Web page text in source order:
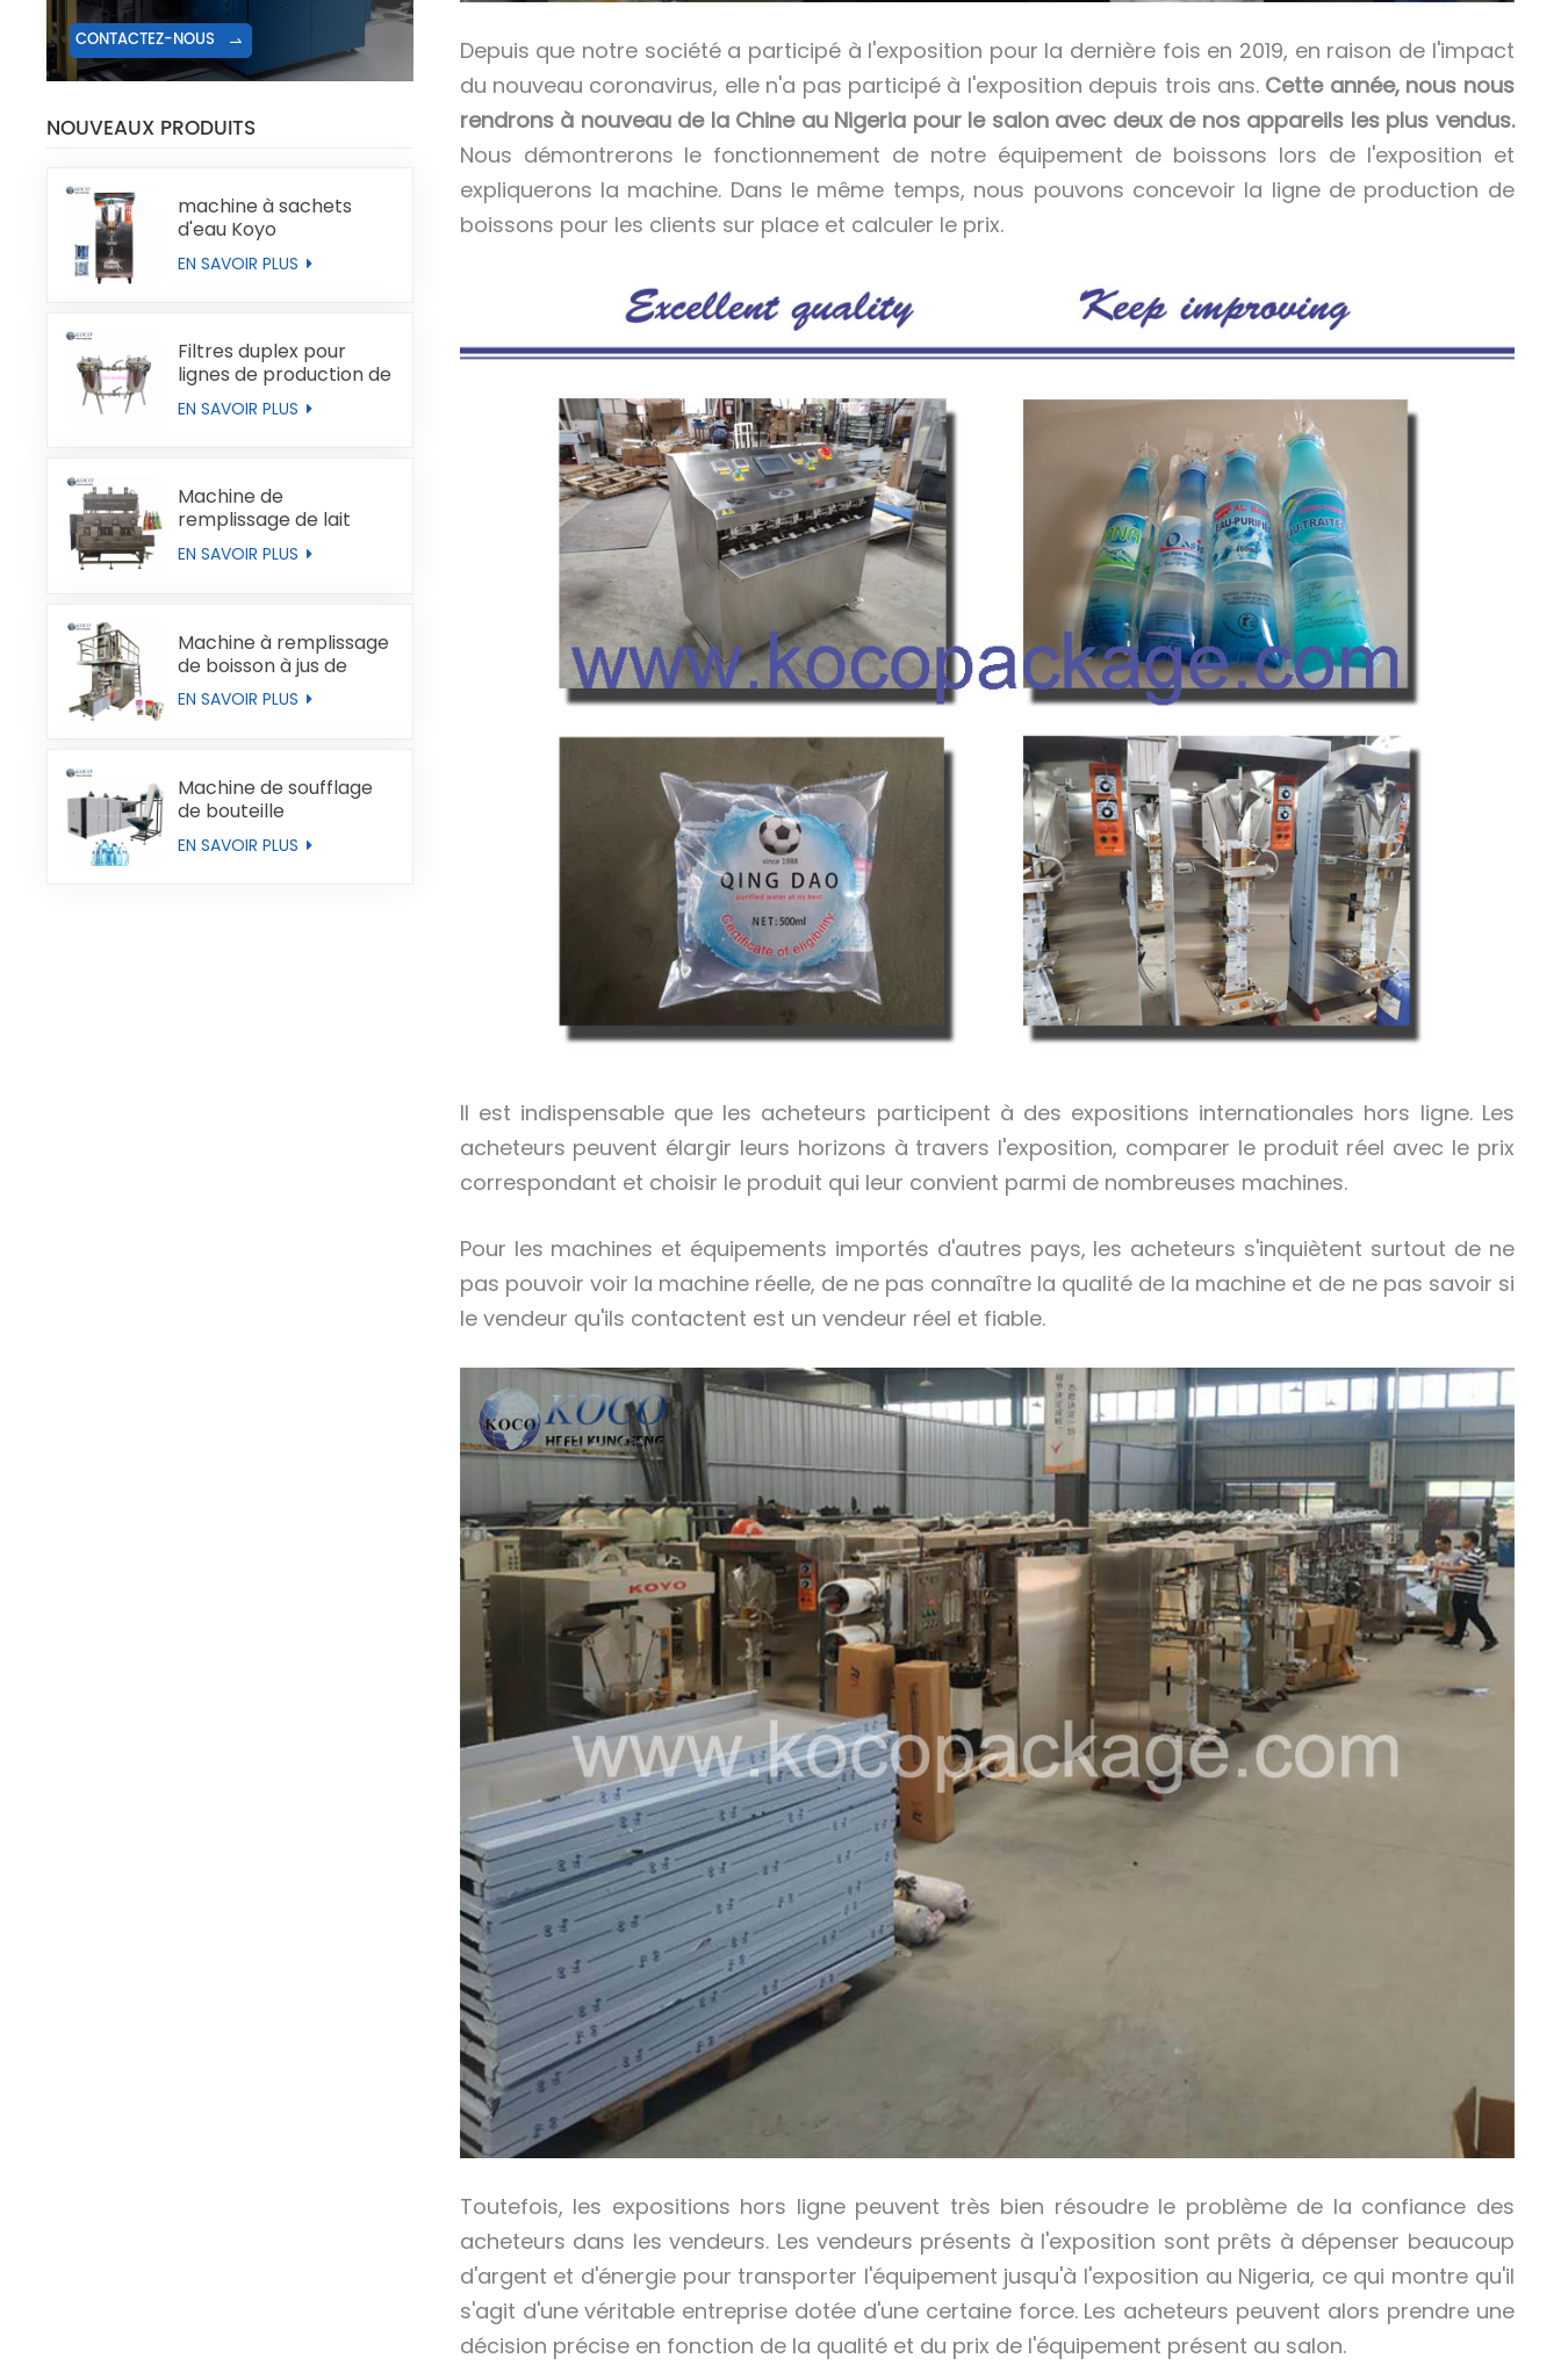
CONTACTEZ-NOUS
NOUVEAUX PRODUITS
machine à sachets
d'eau Koyo
EN SAVOIR PLUS
Filtres duplex pour
lignes de production de
liquides
EN SAVOIR PLUS
Machine de
remplissage de lait
automatique
EN SAVOIR PLUS
Machine à remplissage
de boisson à jus de
boucles de type brique
EN SAVOIR PLUS
Machine de soufflage
de bouteille
entièrement
automatique
EN SAVOIR PLUS
Depuis que notre société a participé à l'exposition pour la dernière fois en 2019, en raison de l'impact
du nouveau coronavirus, elle n'a pas participé à l'exposition depuis trois ans. Cette année, nous nous
rendrons à nouveau de la Chine au Nigeria pour le salon avec deux de nos appareils les plus vendus.
Nous démontrerons le fonctionnement de notre équipement de boissons lors de l'exposition et
expliquerons la machine. Dans le même temps, nous pouvons concevoir la ligne de production de
boissons pour les clients sur place et calculer le prix.
Il est indispensable que les acheteurs participent à des expositions internationales hors ligne. Les
acheteurs peuvent élargir leurs horizons à travers l'exposition, comparer le produit réel avec le prix
correspondant et choisir le produit qui leur convient parmi de nombreuses machines.
Pour les machines et équipements importés d'autres pays, les acheteurs s'inquiètent surtout de ne
pas pouvoir voir la machine réelle, de ne pas connaître la qualité de la machine et de ne pas savoir si
le vendeur qu'ils contactent est un vendeur réel et fiable.
Toutefois, les expositions hors ligne peuvent très bien résoudre le problème de la confiance des
acheteurs dans les vendeurs. Les vendeurs présents à l'exposition sont prêts à dépenser beaucoup
d'argent et d'énergie pour transporter l'équipement jusqu'à l'exposition au Nigeria, ce qui montre qu'il
s'agit d'une véritable entreprise dotée d'une certaine force. Les acheteurs peuvent alors prendre une
décision précise en fonction de la qualité et du prix de l'équipement présent au salon.